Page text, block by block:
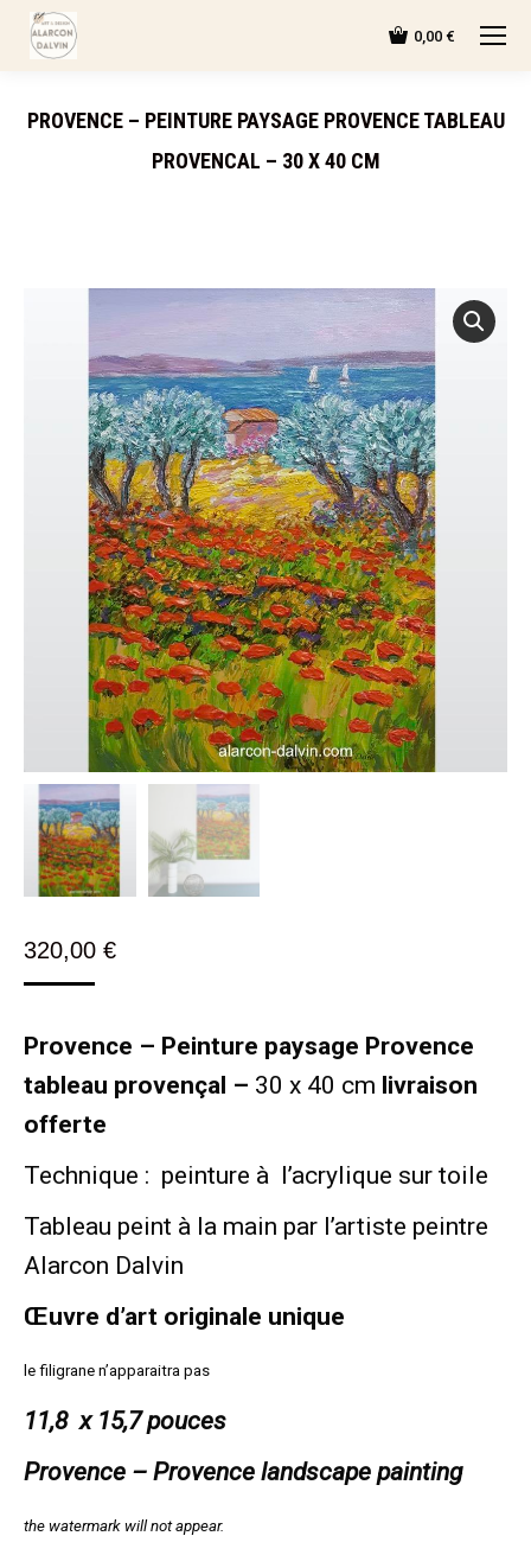
0,00 €
PROVENCE – PEINTURE PAYSAGE PROVENCE TABLEAU
PROVENCAL – 30 X 40 CM
320,00 €
Provence – Peinture paysage Provence
tableau provençal – 30 x 40 cm livraison
offerte
Technique : peinture à l’acrylique sur toile
Tableau peint à la main par l’artiste peintre
Alarcon Dalvin
Œuvre d’art originale unique
le filigrane n’apparaitra pas
11,8 x 15,7 pouces
Provence – Provence landscape painting
the watermark will not appear.